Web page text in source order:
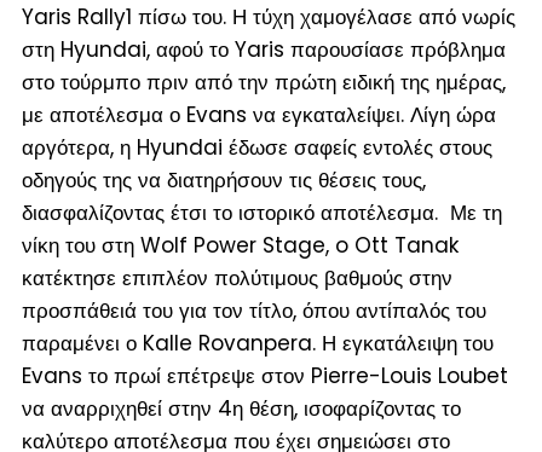
Yaris Rally1 πίσω του. Η τύχη χαμογέλασε από νωρίς
στη Hyundai, αφού το Yaris παρουσίασε πρόβλημα
στο τούρμπο πριν από την πρώτη ειδική της ημέρας,
με αποτέλεσμα ο Evans να εγκαταλείψει. Λίγη ώρα
αργότερα, η Hyundai έδωσε σαφείς εντολές στους
οδηγούς της να διατηρήσουν τις θέσεις τους,
διασφαλίζοντας έτσι το ιστορικό αποτέλεσμα. Με τη
νίκη του στη Wolf Power Stage, o Ott Tanak
κατέκτησε επιπλέον πολύτιμους βαθμούς στην
προσπάθειά του για τον τίτλο, όπου αντίπαλός του
παραμένει ο Kalle Rovanpera. Η εγκατάλειψη του
Evans το πρωί επέτρεψε στον Pierre-Louis Loubet
να αναρριχηθεί στην 4η θέση, ισοφαρίζοντας το
καλύτερο αποτέλεσμα που έχει σημειώσει στο